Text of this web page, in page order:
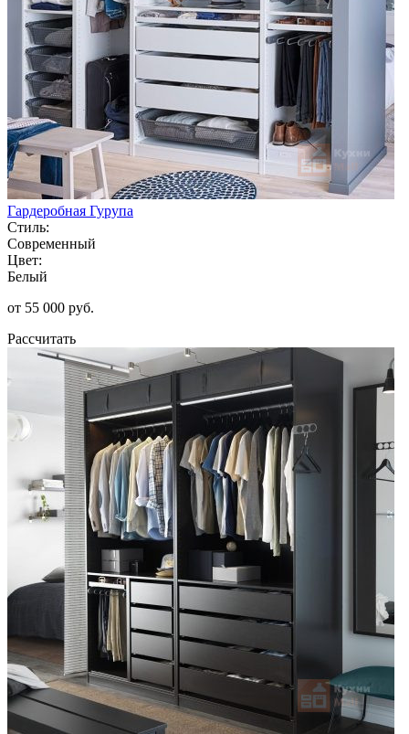
Гардеробная Гурупа
Стиль:
Современный
Цвет:
Белый
от 55 000 руб.
Рассчитать